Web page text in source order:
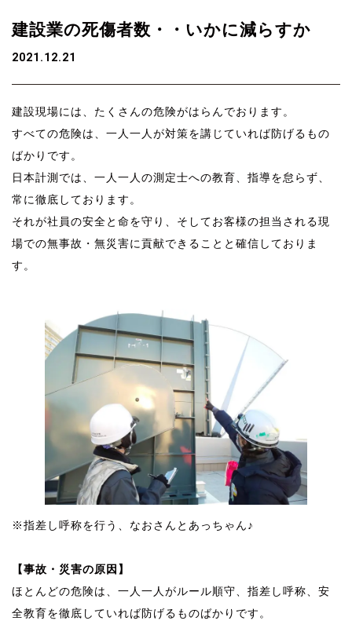
建設業の死傷者数・・いかに減らすか
2021.12.21
建設現場には、たくさんの危険がはらんでおります。
すべての危険は、一人一人が対策を講じていれば防げるもの
ばかりです。
日本計測では、一人一人の測定士への教育、指導を怠らず、
常に徹底しております。
それが社員の安全と命を守り、そしてお客様の担当される現
場での無事故・無災害に貢献できることと確信しておりま
す。
※指差し呼称を行う、なおさんとあっちゃん♪
【事故・災害の原因】
ほとんどの危険は、一人一人がルール順守、指差し呼称、安
全教育を徹底していれば防げるものばかりです。